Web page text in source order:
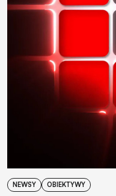
NEWSY OBIEKTYWY